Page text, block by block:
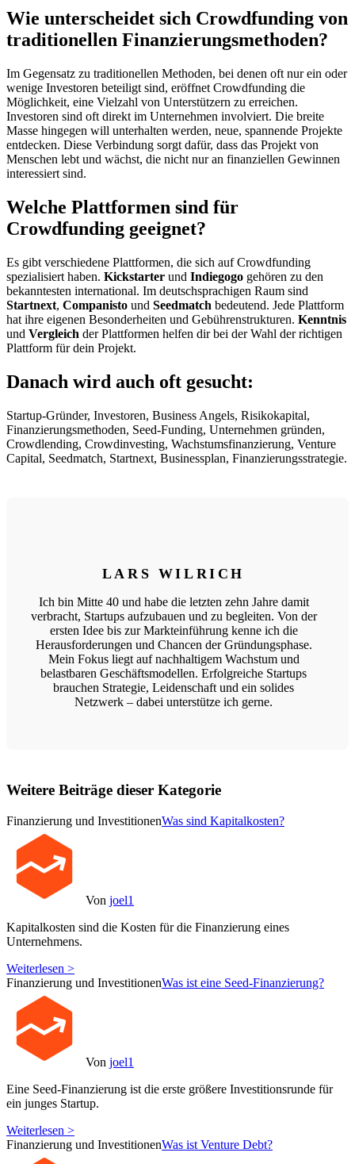
Wie unterscheidet sich Crowdfunding von
traditionellen Finanzierungsmethoden?
Im Gegensatz zu traditionellen Methoden, bei denen oft nur ein oder
wenige Investoren beteiligt sind, eröffnet Crowdfunding die
Möglichkeit, eine Vielzahl von Unterstützern zu erreichen.
Investoren sind oft direkt im Unternehmen involviert. Die breite
Masse hingegen will unterhalten werden, neue, spannende Projekte
entdecken. Diese Verbindung sorgt dafür, dass das Projekt von
Menschen lebt und wächst, die nicht nur an finanziellen Gewinnen
interessiert sind.
Welche Plattformen sind für
Crowdfunding geeignet?
Es gibt verschiedene Plattformen, die sich auf Crowdfunding
spezialisiert haben. Kickstarter und Indiegogo gehören zu den
bekanntesten international. Im deutschsprachigen Raum sind
Startnext, Companisto und Seedmatch bedeutend. Jede Plattform
hat ihre eigenen Besonderheiten und Gebührenstrukturen. Kenntnis
und Vergleich der Plattformen helfen dir bei der Wahl der richtigen
Plattform für dein Projekt.
Danach wird auch oft gesucht:
Startup-Gründer, Investoren, Business Angels, Risikokapital,
Finanzierungsmethoden, Seed-Funding, Unternehmen gründen,
Crowdlending, Crowdinvesting, Wachstumsfinanzierung, Venture
Capital, Seedmatch, Startnext, Businessplan, Finanzierungsstrategie.
LARS WILRICH
Ich bin Mitte 40 und habe die letzten zehn Jahre damit
verbracht, Startups aufzubauen und zu begleiten. Von der
ersten Idee bis zur Markteinführung kenne ich die
Herausforderungen und Chancen der Gründungsphase.
Mein Fokus liegt auf nachhaltigem Wachstum und
belastbaren Geschäftsmodellen. Erfolgreiche Startups
brauchen Strategie, Leidenschaft und ein solides
Netzwerk – dabei unterstütze ich gerne.
Weitere Beiträge dieser Kategorie
Finanzierung und InvestitionenWas sind Kapitalkosten?
Von joel1
Kapitalkosten sind die Kosten für die Finanzierung eines
Unternehmens.
Weiterlesen >
Finanzierung und InvestitionenWas ist eine Seed-Finanzierung?
Von joel1
Eine Seed-Finanzierung ist die erste größere Investitionsrunde für
ein junges Startup.
Weiterlesen >
Finanzierung und InvestitionenWas ist Venture Debt?